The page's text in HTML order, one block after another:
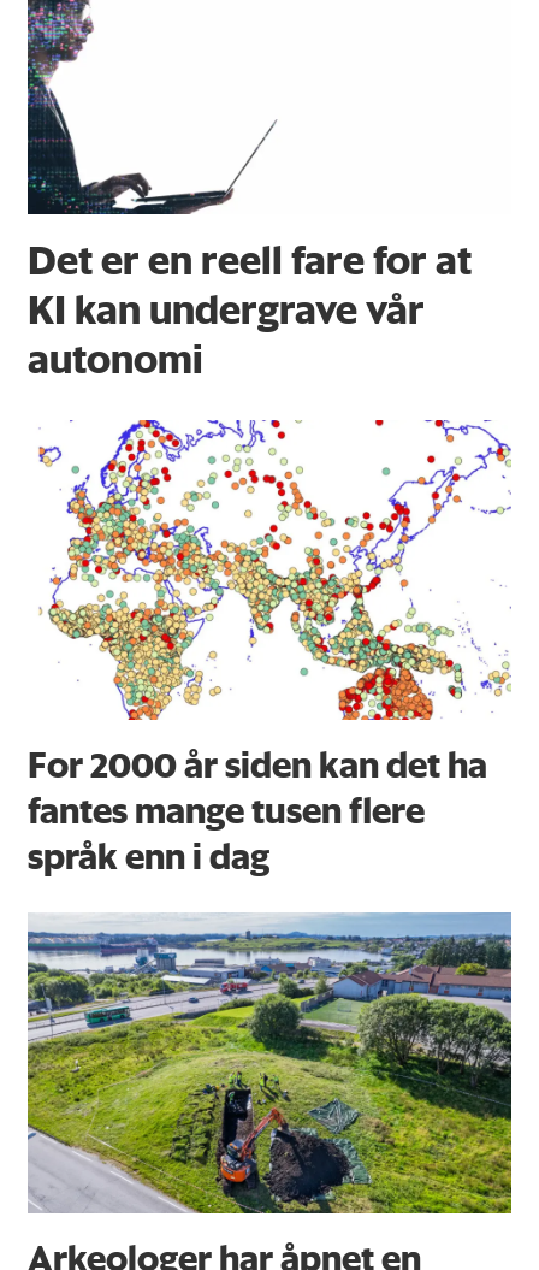
Det er en reell fare for at
KI kan undergrave vår
autonomi
For 2000 år siden kan det ha
fantes mange tusen flere
språk enn i dag
Arkeologer har åpnet en